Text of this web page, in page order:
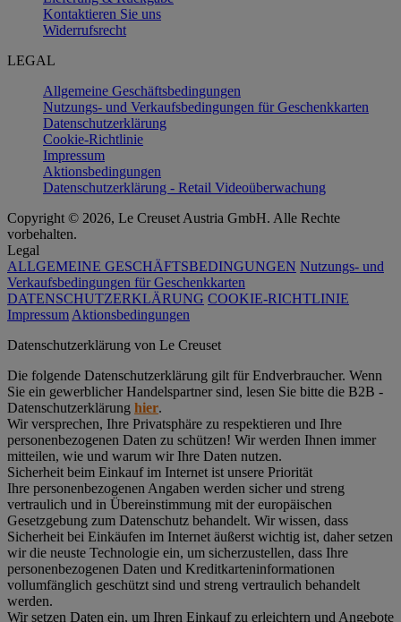
Kontaktieren Sie uns
Widerrufsrecht
LEGAL
Allgemeine Geschäftsbedingungen
Nutzungs- und Verkaufsbedingungen für Geschenkkarten
Datenschutzerklärung
Cookie-Richtlinie
Impressum
Aktionsbedingungen
Datenschutzerklärung - Retail Videoüberwachung
Copyright © 2026, Le Creuset Austria GmbH. Alle Rechte
vorbehalten.
Legal
ALLGEMEINE GESCHÄFTSBEDINGUNGEN Nutzungs- und
Verkaufsbedingungen für Geschenkkarten
DATENSCHUTZERKLÄRUNG COOKIE-RICHTLINIE
Impressum Aktionsbedingungen
Datenschutz­erklärung von Le Creuset
Die folgende Datenschutzerklärung gilt für Endverbraucher. Wenn
Sie ein gewerblicher Handelspartner sind, lesen Sie bitte die B2B -
Datenschutzerklärung hier.
Wir versprechen, Ihre Privatsphäre zu respektieren und Ihre
personenbezogenen Daten zu schützen! Wir werden Ihnen immer
mitteilen, wie und warum wir Ihre Daten nutzen.
Sicherheit beim Einkauf im Internet ist unsere Priorität
Ihre personenbezogenen Angaben werden sicher und streng
vertraulich und in Übereinstimmung mit der europäischen
Gesetzgebung zum Datenschutz behandelt. Wir wissen, dass
Sicherheit bei Einkäufen im Internet äußerst wichtig ist, daher setzen
wir die neuste Technologie ein, um sicherzustellen, dass Ihre
personenbezogenen Daten und Kreditkarteninformationen
vollumfänglich geschützt sind und streng vertraulich behandelt
werden.
Wir setzen Daten ein, um Ihren Einkauf zu erleichtern und Angebote